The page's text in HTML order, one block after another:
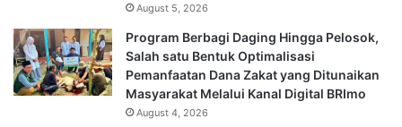
August 5, 2026
Program Berbagi Daging Hingga Pelosok,
Salah satu Bentuk Optimalisasi
Pemanfaatan Dana Zakat yang Ditunaikan
Masyarakat Melalui Kanal Digital BRImo
August 4, 2026